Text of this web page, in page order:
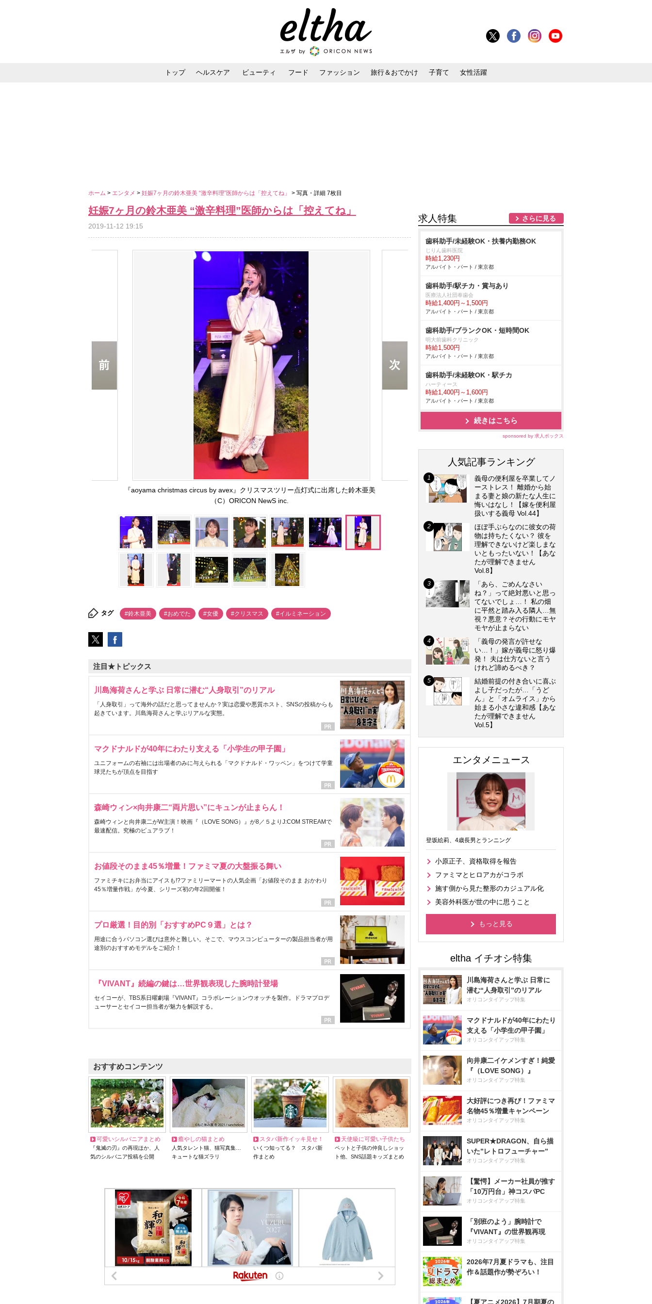
トップ ヘルスケア ビューティ フード ファッション 旅行＆おでかけ 子育て 女性活躍
ホーム > エンタメ > 妊娠7ヶ月の鈴木亜美 “激辛料理”医師からは「控えてね」 > 写真・詳細 7枚目
妊娠7ヶ月の鈴木亜美 “激辛料理”医師からは「控えてね」
2019-11-12 19:15
『aoyama christmas circus by avex』クリスマスツリー点灯式に出席した鈴木亜美
（C）ORICON NewS inc.
タグ #鈴木亜美 #おめでた #女優 #クリスマス #イルミネーション
注目★トピックス
川島海荷さんと学ぶ 日常に潜む“人身取引”のリアル
「人身取引」って海外の話だと思ってませんか？実は恋愛や悪質ホスト、SNSの投稿からも
起きています。川島海荷さんと学ぶリアルな実態。
マクドナルドが40年にわたり支える「小学生の甲子園」
ユニフォームの右袖には出場者のみに与えられる「マクドナルド・ワッペン」をつけて学童
球児たちが頂点を目指す
森崎ウィン×向井康二“両片思い”にキュンが止まらん！
森崎ウィンと向井康二がW主演！映画『（LOVE SONG）』が8／５よりJ:COM STREAMで
最速配信。究極のピュアラブ！
お値段そのまま45％増量！ファミマ夏の大盤振る舞い
ファミチキにお弁当にアイスも!?ファミリーマートの人気企画「お値段そのまま おかわり
45％増量作戦」が今夏、シリーズ初の年2回開催！
プロ厳選！目的別「おすすめPC９選」とは？
用途に合うパソコン選びは意外と難しい。そこで、マウスコンピューターの製品担当者が用
途別のおすすめモデルをご紹介！
『VIVANT』続編の鍵は…世界観表現した腕時計登場
セイコーが、TBS系日曜劇場『VIVANT』コラボレーションウオッチを製作。ドラマプロデ
ューサーとセイコー担当者が魅力を解説する。
おすすめコンテンツ
可愛いシルバニアまとめ
『鬼滅の刃』の再現ほか、人
気のシルバニア投稿を公開
癒やしの猫まとめ
人気タレント猫、猫写真集…
キュートな猫ズラリ
スタバ新作イッキ見せ！
いくつ知ってる？ スタバ新
作まとめ
天使級に可愛い子供たち
ペットと子供の仲良しショッ
ト他、SNS話題キッズまとめ
求人特集 さらに見る
歯科助手/未経験OK・扶養内勤務OK
じりん歯科医院
時給1,230円
アルバイト・パート / 東京都
歯科助手/駅チカ・賞与あり
医療法人社団奉歯会
時給1,400円～1,500円
アルバイト・パート / 東京都
歯科助手/ブランクOK・短時間OK
明大前歯科クリニック
時給1,500円
アルバイト・パート / 東京都
歯科助手/未経験OK・駅チカ
ハーティース
時給1,400円～1,600円
アルバイト・パート / 東京都
続きはこちら
sponsored by 求人ボックス
人気記事ランキング
義母の便利屋を卒業してノ
ーストレス！ 離婚から始
まる妻と娘の新たな人生に
悔いはなし！【嫁を便利屋
扱いする義母 Vol.44】
ほぼ手ぶらなのに彼女の荷
物は持ちたくない？ 彼を
理解できないけど楽しまな
いともったいない！【あな
たが理解できません
Vol.8】
「あら、ごめんなさい
ね？」って絶対悪いと思っ
てないでしょ…！ 私の畑
に平然と踏み入る隣人…無
視？悪意？その行動にモヤ
モヤが止まらない
「義母の発言が許せな
い…！」嫁が義母に怒り爆
発！ 夫は仕方ないと言う
けれど諦めるべき？
結婚前提の付き合いに喜ぶ
よし子だったが…「うど
ん」と「オムライス」から
始まる小さな違和感【あな
たが理解できません
Vol.5】
エンタメニュース
登坂絵莉、4歳長男とランニング
小原正子、資格取得を報告
ファミマとヒロアカがコラボ
施す側から見た整形のカジュアル化
美容外科医が世の中に思うこと
もっと見る
川島海荷さんと学ぶ 日常に
潜む“人身取引”のリアル
オリコンタイアップ特集
マクドナルドが40年にわたり
支える「小学生の甲子園」
オリコンタイアップ特集
向井康二イケメンすぎ！純愛
『（LOVE SONG）』
オリコンタイアップ特集
大好評につき再び！ファミマ
名物45％増量キャンペーン
オリコンタイアップ特集
SUPER★DRAGON、自ら描
いた”レトロフューチャー”
オリコンタイアップ特集
【驚愕】メーカー社員が推す
「10万円台」神コスパPC
オリコンタイアップ特集
「別班のよう」腕時計で
『VIVANT』の世界観再現
オリコンタイアップ特集
2026年7月夏ドラマも、注目
作＆話題作が勢ぞろい！
【夏アニメ2026】7月期夏の